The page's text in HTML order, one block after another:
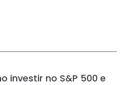
investir no S&P 500 e